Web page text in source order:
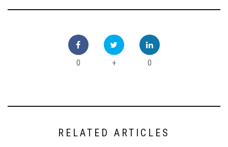
0 + 0
RELATED ARTICLES